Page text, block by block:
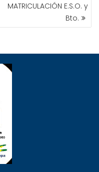
MATRICULACIÓN E.S.O. y
Bto.